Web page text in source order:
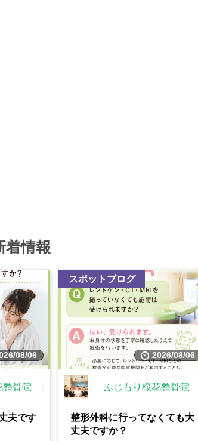
着情報
08/06
整骨院
夫です
スポットブログ
2026/08/06
ふじもり桜花整骨院
整形外科に行ってなくても大
丈夫ですか？